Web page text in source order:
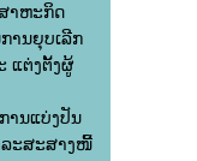
າຫະກິດ
ານຍຸບເລີກ
ແຕ່ງຕັ້ງຜູ້
ານແບ່ງປັນ
ະສະສາງໜີ້